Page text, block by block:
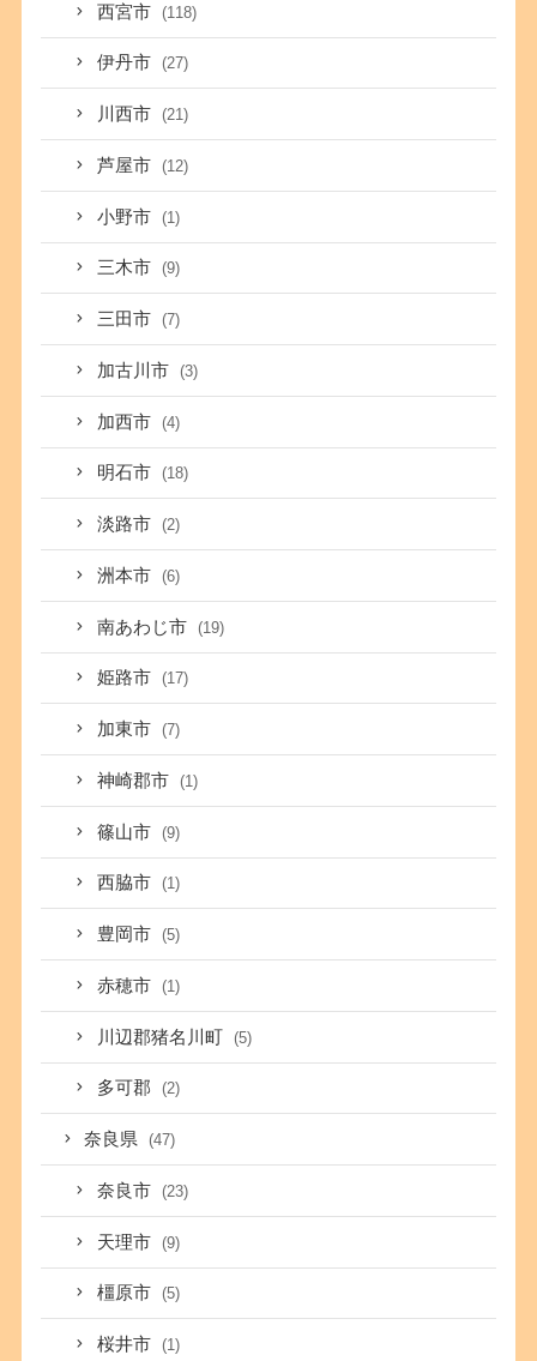
西宮市 (118)
伊丹市 (27)
川西市 (21)
芦屋市 (12)
小野市 (1)
三木市 (9)
三田市 (7)
加古川市 (3)
加西市 (4)
明石市 (18)
淡路市 (2)
洲本市 (6)
南あわじ市 (19)
姫路市 (17)
加東市 (7)
神崎郡市 (1)
篠山市 (9)
西脇市 (1)
豊岡市 (5)
赤穂市 (1)
川辺郡猪名川町 (5)
多可郡 (2)
奈良県 (47)
奈良市 (23)
天理市 (9)
橿原市 (5)
桜井市 (1)